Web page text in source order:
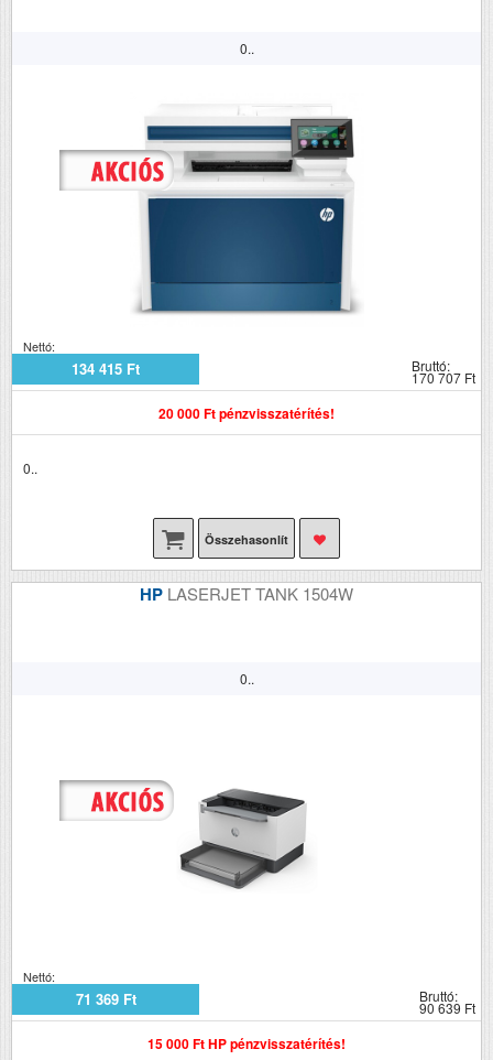
Megjegyzés
• Phaser 3020 nyomtató
vagy WorkCentre 3025
többfunkciós nyomtató •
Nyomtatókazetta (700
oldal kapacitás1 ) •
Gyorstelepítési kézikönyv,
illesztőprogramokat és
dokumentációt tartalmazó
CD (Felhasználói
Rendszeradminisztrátori
0..
Nettó:
134 415 Ft Bruttó:
170 707 Ft
20 000 Ft pénzvisszatérítés!
0..
Összehasonlít
HP LASERJET TANK 1504W
0..
Nettó:
71 369 Ft Bruttó:
90 639 Ft
15 000 Ft HP pénzvisszatérítés!